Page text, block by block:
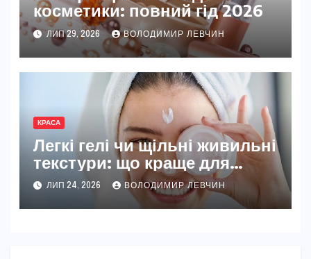
косметики: повний гід 2026
ЛИП 29, 2026 ВОЛОДИМИР ЛЕВЧИН
КРАСА
Легкі гелі чи щільні живильні
текстури: що краще для
правильного завершення
догляду
ЛИП 24, 2026 ВОЛОДИМИР ЛЕВЧИН